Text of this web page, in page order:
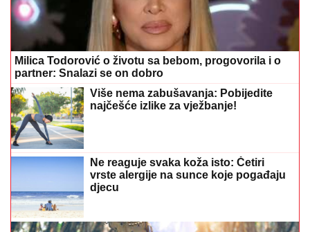
Milica Todorović o životu sa bebom, progovorila i o
partner: Snalazi se on dobro
Više nema zabušavanja: Pobijedite
najčešće izlike za vježbanje!
Ne reaguje svaka koža isto: Četiri
vrste alergije na sunce koje pogađaju
djecu